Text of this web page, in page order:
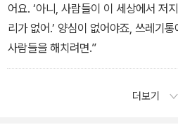
어요. ‘아니, 사람들이 이 세상에서 저
리가 없어.’ 양심이 없어야죠, 쓰레기
사람들을 해치려면.”
더보기